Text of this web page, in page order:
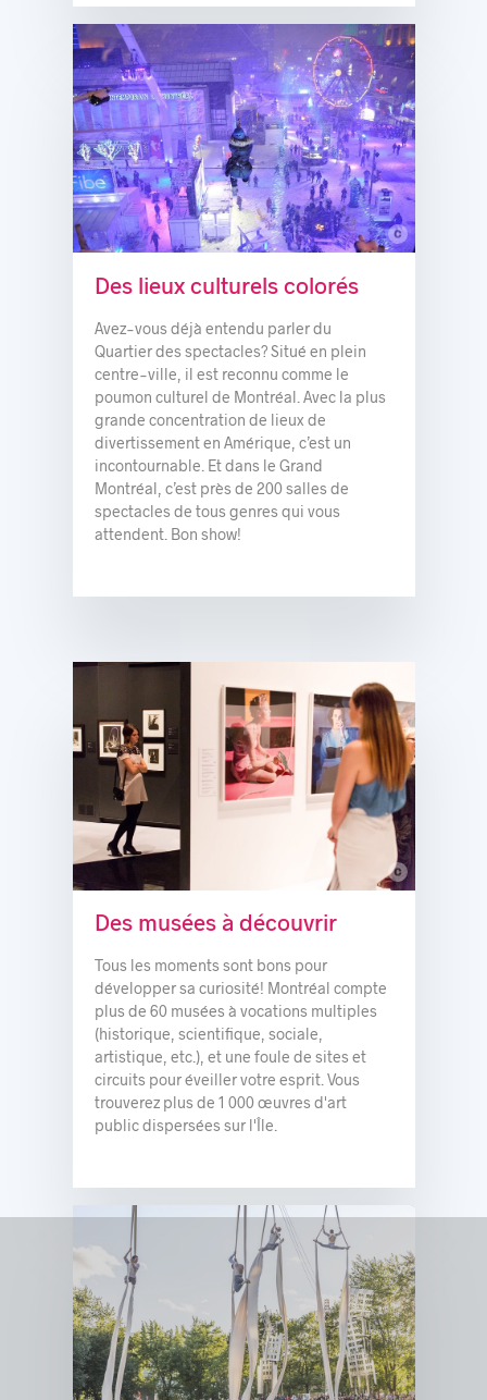
c
Des lieux culturels colorés
Avez-vous déjà entendu parler du
Quartier des spectacles? Situé en plein
centre-ville, il est reconnu comme le
poumon culturel de Montréal. Avec la plus
grande concentration de lieux de
divertissement en Amérique, c’est un
incontournable. Et dans le Grand
Montréal, c’est près de 200 salles de
spectacles de tous genres qui vous
attendent. Bon show!
c
Des musées à découvrir
Tous les moments sont bons pour
développer sa curiosité! Montréal compte
plus de 60 musées à vocations multiples
(historique, scientifique, sociale,
artistique, etc.), et une foule de sites et
circuits pour éveiller votre esprit. Vous
trouverez plus de 1 000 œuvres d'art
public dispersées sur l'Île.